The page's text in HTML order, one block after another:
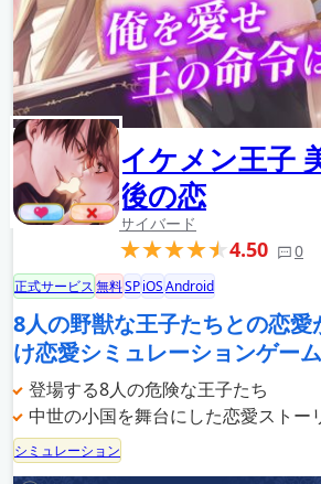
イケメン王子
後の恋
サイバード
4.50 0
正式サービス無料SPiOSAndroid
8人の野獣な王子たちとの恋愛
け恋愛シミュレーションゲーム
登場する8人の危険な王子たち
中世の小国を舞台にした恋愛ストー
シミュレーション